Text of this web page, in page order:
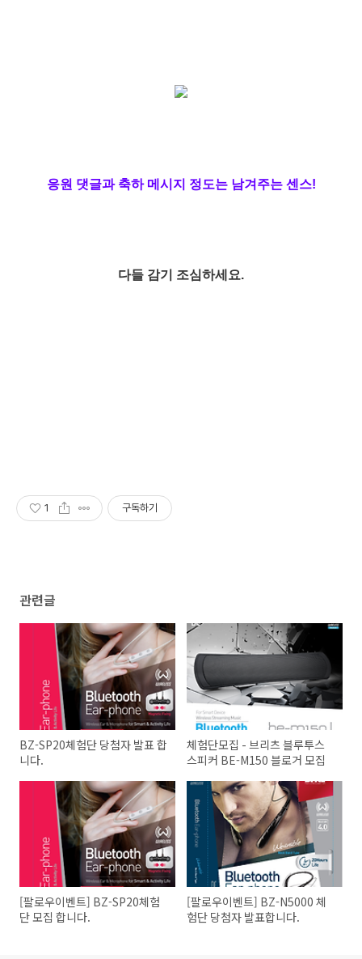
응원 댓글과 축하 메시지 정도는 남겨주는 센스!
다들 감기 조심하세요.
1 구독하기
관련글
BZ-SP20체험단 당첨자 발표 합
니다.
체험단모집 - 브리츠 블루투스
스피커 BE-M150 블로거 모집
[팔로우이벤트] BZ-SP20체험
단 모집 합니다.
[팔로우이벤트] BZ-N5000 체
험단 당첨자 발표합니다.